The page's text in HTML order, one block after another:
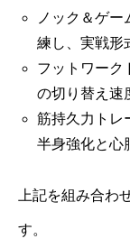
ノック＆ゲー
練し、実戦形
フットワーク
の切り替え速
筋持久力トレ
半身強化と心
上記を組み合わ
す。